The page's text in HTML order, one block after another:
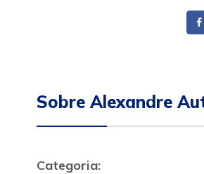
Sobre Alexandre
Categoria: